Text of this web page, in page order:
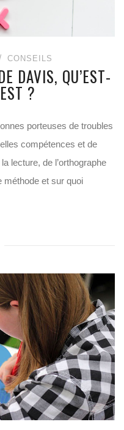
CONSEILS
DAVIS, QU’EST-
?
porteuses de troubles
compétences et de
lecture, de l’orthographe
méthode et sur quoi